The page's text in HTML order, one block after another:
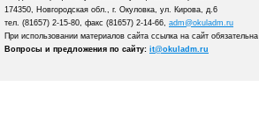
174350, Новгородская обл., г. Окуловка, ул. Кирова, д.6
тел. (81657) 2-15-80, факс (81657) 2-14-66, adm@okuladm.ru
При использовании материалов сайта ссылка на сайт обязательна
Вопросы и предложения по сайту: it@okuladm.ru